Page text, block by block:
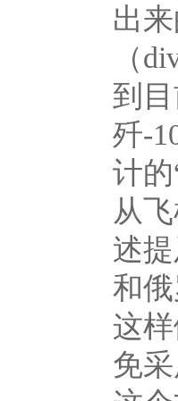
出
（
到
歼-
计
从
述
和
这
免